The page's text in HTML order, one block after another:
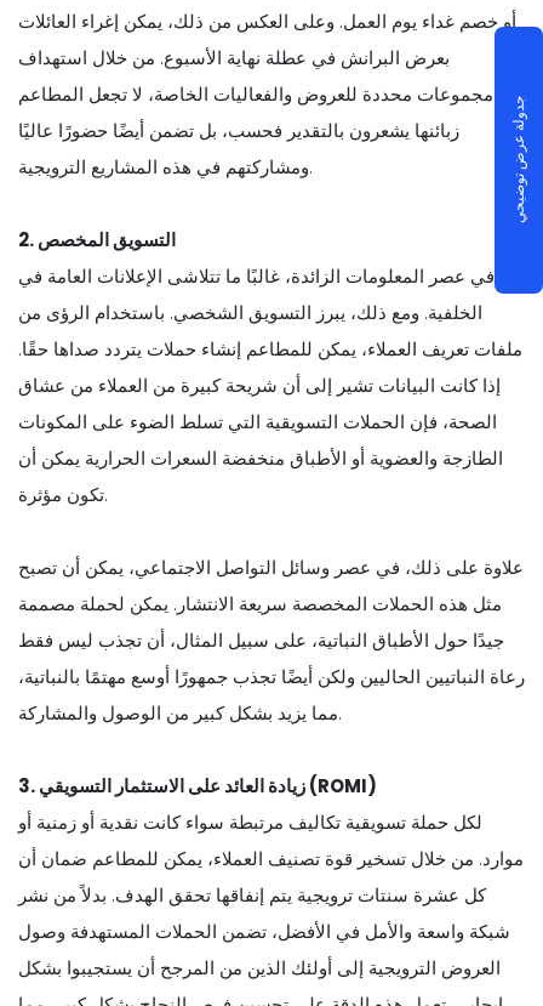
أو خصم غداء يوم العمل. وعلى العكس من ذلك، يمكن إغراء العائلات
بعرض البرانش في عطلة نهاية الأسبوع. من خلال استهداف
مجموعات محددة للعروض والفعاليات الخاصة، لا تجعل المطاعم
زبائنها يشعرون بالتقدير فحسب، بل تضمن أيضًا حضورًا عاليًا
ومشاركتهم في هذه المشاريع الترويجية.
2. التسويق المخصص
في عصر المعلومات الزائدة، غالبًا ما تتلاشى الإعلانات العامة في
الخلفية. ومع ذلك، يبرز التسويق الشخصي. باستخدام الرؤى من
ملفات تعريف العملاء، يمكن للمطاعم إنشاء حملات يتردد صداها حقًا.
إذا كانت البيانات تشير إلى أن شريحة كبيرة من العملاء من عشاق
الصحة، فإن الحملات التسويقية التي تسلط الضوء على المكونات
الطازجة والعضوية أو الأطباق منخفضة السعرات الحرارية يمكن أن
تكون مؤثرة.
علاوة على ذلك، في عصر وسائل التواصل الاجتماعي، يمكن أن تصبح
مثل هذه الحملات المخصصة سريعة الانتشار. يمكن لحملة مصممة
جيدًا حول الأطباق النباتية، على سبيل المثال، أن تجذب ليس فقط
رعاة النباتيين الحاليين ولكن أيضًا تجذب جمهورًا أوسع مهتمًا بالنباتية،
مما يزيد بشكل كبير من الوصول والمشاركة.
3. زيادة العائد على الاستثمار التسويقي (ROMI)
لكل حملة تسويقية تكاليف مرتبطة سواء كانت نقدية أو زمنية أو
موارد. من خلال تسخير قوة تصنيف العملاء، يمكن للمطاعم ضمان أن
كل عشرة سنتات ترويجية يتم إنفاقها تحقق الهدف. بدلاً من نشر
شبكة واسعة والأمل في الأفضل، تضمن الحملات المستهدفة وصول
العروض الترويجية إلى أولئك الذين من المرجح أن يستجيبوا بشكل
جدولة عرض توضيحي